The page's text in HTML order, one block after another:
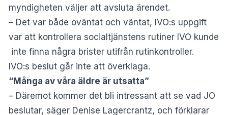
myndigheten väljer att avsluta ärendet.
– Det var både oväntat och väntat, IVO:s uppgift
var att kontrollera socialtjänstens rutiner IVO kunde
inte finna några brister utifrån rutinkontroller.
IVO:s beslut går inte att överklaga.
“Många av våra äldre är utsatta”
– Däremot kommer det bli intressant att se vad JO
beslutar, säger Denise Lagercrantz, och förklarar